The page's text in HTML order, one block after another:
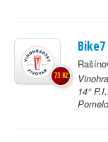
Bike7
14°
73 Kč